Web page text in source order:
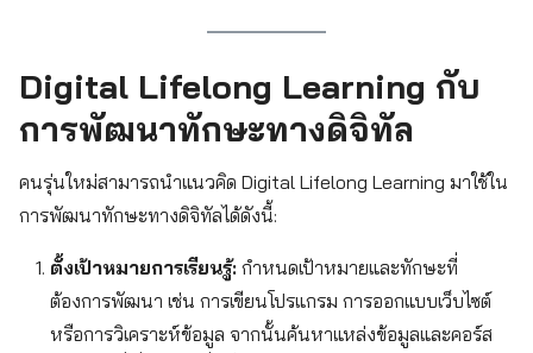
Digital Lifelong Learning กับ
การพัฒนาทักษะทางดิจิทัล
คนรุ่นใหม่สามารถนำแนวคิด Digital Lifelong Learning มาใช้ใน
การพัฒนาทักษะทางดิจิทัลได้ดังนี้:
ตั้งเป้าหมายการเรียนรู้:กำหนดเป้าหมายและทักษะที่
ต้องการพัฒนา เช่น การเขียนโปรแกรม การออกแบบเว็บไซต์
หรือการวิเคราะห์ข้อมูล จากนั้นค้นหาแหล่งข้อมูลและคอร์ส